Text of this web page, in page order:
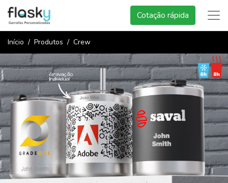
Cotação rápida
Início Produtos Crew